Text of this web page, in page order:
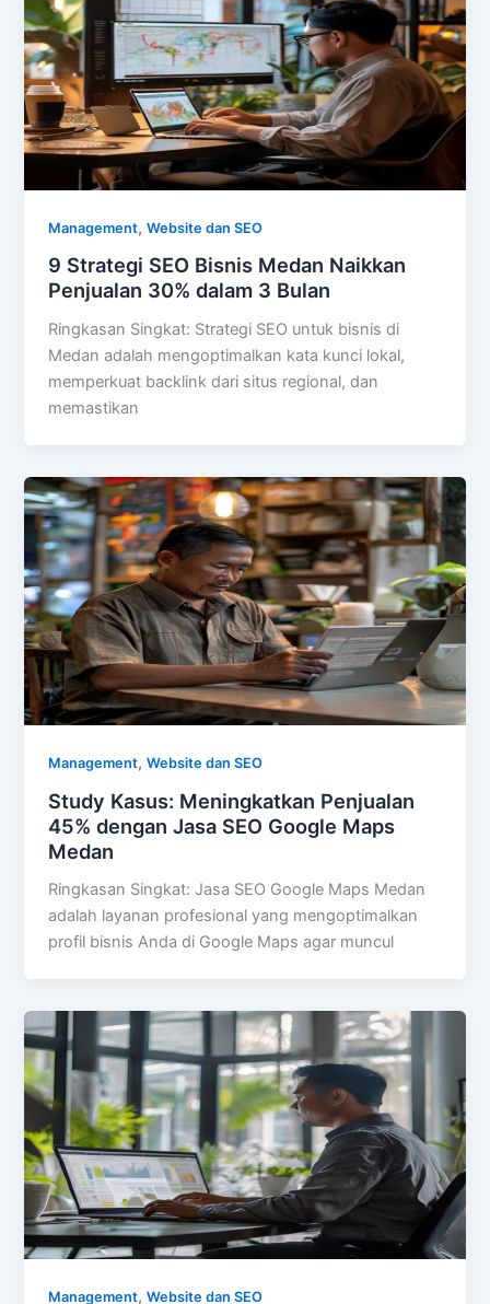
Management,Website dan SEO
9 Strategi SEO Bisnis Medan Naikkan
Penjualan 30% dalam 3 Bulan
Ringkasan Singkat: Strategi SEO untuk bisnis di
Medan adalah mengoptimalkan kata kunci lokal,
memperkuat backlink dari situs regional, dan
memastikan
Management,Website dan SEO
Study Kasus: Meningkatkan Penjualan
45% dengan Jasa SEO Google Maps
Medan
Ringkasan Singkat: Jasa SEO Google Maps Medan
adalah layanan profesional yang mengoptimalkan
profil bisnis Anda di Google Maps agar muncul
Management,Website dan SEO